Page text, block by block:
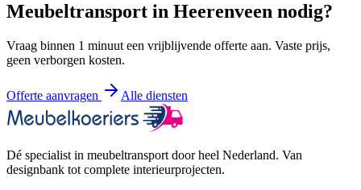
Meubeltransport in Heerenveen nodig?
Vraag binnen 1 minuut een vrijblijvende offerte aan. Vaste prijs,
geen verborgen kosten.
Offerte aanvragen Alle diensten
Dé specialist in meubeltransport door heel Nederland. Van
designbank tot complete interieurprojecten.